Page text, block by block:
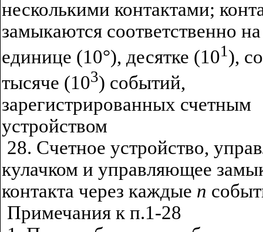
несколькими контактами;
замыкаются соответственно
единице (10°), десятке (101),
тысяче (103) событий,
зарегистрированных счетным
устройством
28. Счетное устройство,
кулачком и управляющее
контакта через каждые п
Примечания к п.1-28